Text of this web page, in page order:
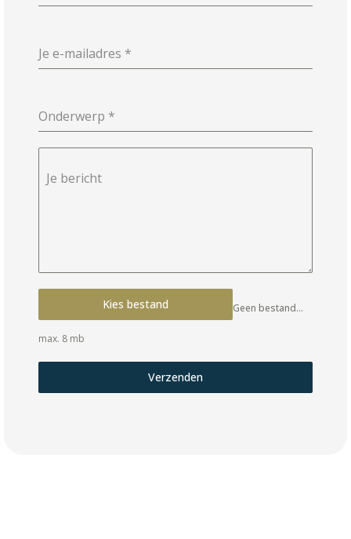
Je e-mailadres *
Onderwerp *
Je bericht
Kies bestand Geen bestand gekozen
max. 8 mb
Verzenden